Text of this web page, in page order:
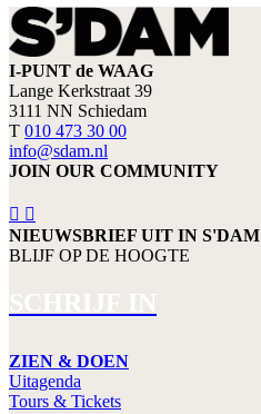
I-PUNT de WAAG
Lange Kerkstraat 39
3111 NN Schiedam
T 010 473 30 00
info@sdam.nl
JOIN OUR COMMUNITY
NIEUWSBRIEF UIT IN S'DAM
BLIJF OP DE HOOGTE
SCHRIJF IN
ZIEN & DOEN
Uitagenda
Tours & Tickets